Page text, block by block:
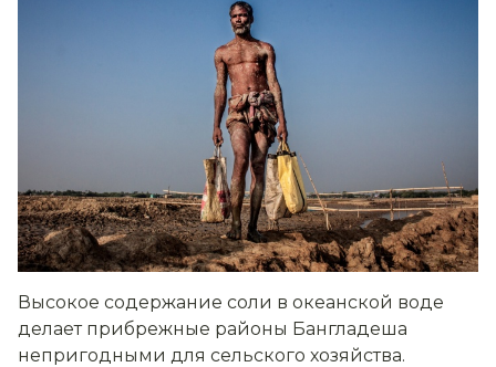
Высокое содержание соли в океанской воде
делает прибрежные районы Бангладеша
непригодными для сельского хозяйства.